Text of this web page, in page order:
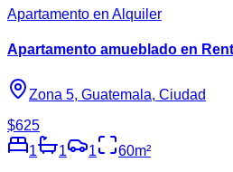
Apartamento en Alquiler
Apartamento amueblado en
Zona 5, Guatemala, Ciudad
$625
1
1 1 60m²